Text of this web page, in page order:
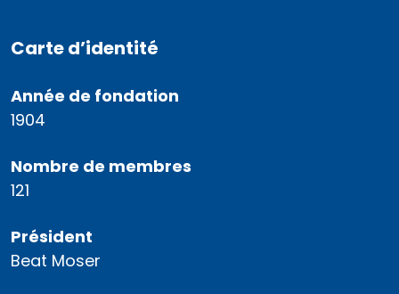
Carte d’identité
Année de fondation
1904
Nombre de membres
121
Président
Beat Moser